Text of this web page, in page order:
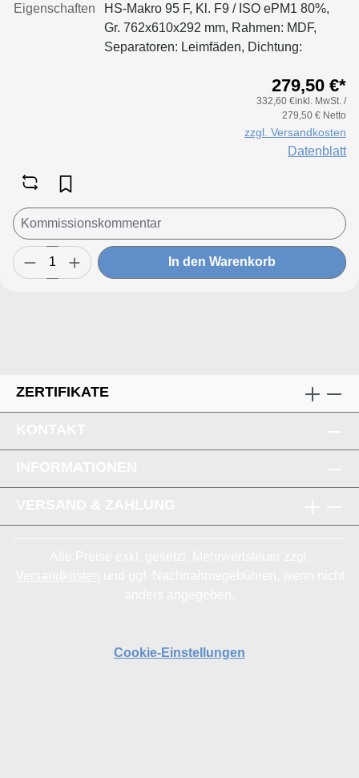
Eigenschaften
HS-Makro 95 F, Kl. F9 / ISO ePM1 80%,
Gr. 762x610x292 mm, Rahmen: MDF,
Separatoren: Leimfäden, Dichtung:
279,50 €*
332,60 €inkl. MwSt. /
279,50 € Netto
zzgl. Versandkosten
Datenblatt
In den Warenkorb
ZERTIFIKATE
Cookie-Einstellungen